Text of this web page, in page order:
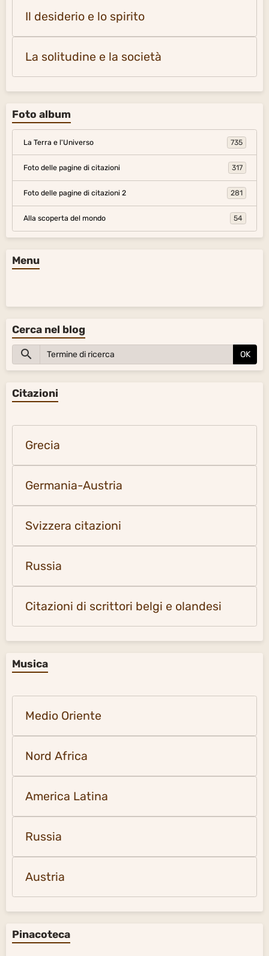
Il desiderio e lo spirito
La solitudine e la società
Foto album
La Terra e l'Universo 735
Foto delle pagine di citazioni 317
Foto delle pagine di citazioni 2 281
Alla scoperta del mondo 54
Menu
Cerca nel blog
OK
Citazioni
Grecia
Germania-Austria
Svizzera citazioni
Russia
Citazioni di scrittori belgi e olandesi
Musica
Medio Oriente
Nord Africa
America Latina
Russia
Austria
Pinacoteca